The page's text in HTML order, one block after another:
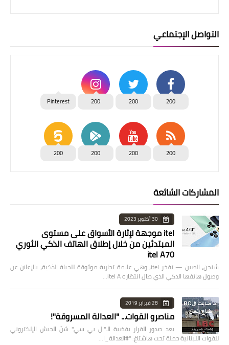
التواصل الإجتماعي
200
200
200
Pinterest
200
200
200
200
المشاركات الشائعة
30 أكتوبر 2023
itel موجهة لإثارة الأسواق على مستوى
المبتدئين من خلال إطلاق الهاتف الذكي الثوري
itel A70
شنجن، الصين — تفخر itel، وهي علامة تجارية موثوقة للحياة الذكية، بالإعلان عن
وصول هاتفها الذكي الذي طال انتظاره itel A…
28 فبراير 2019
مناصرو القوات... "العدالة المسروقة"!
بعد صدور القرار بقضية الـ"ال بي سي" شنّ الجيش الإلكتروني
للقوات اللبنانية حملة تحت هاشتاغ: "#العدالة_ا…